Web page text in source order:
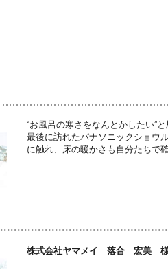
“お風呂の寒さをなんとかしたい”
最後に訪れたパナソニックショウ
に触れ、床の暖かさも自分たちで
株式会社ヤマメイ 落合 宏美